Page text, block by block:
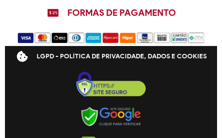
FORMAS DE PAGAMENTO
LGPD - POLÍTICA DE PRIVACIDADE, DADOS E COOKIES